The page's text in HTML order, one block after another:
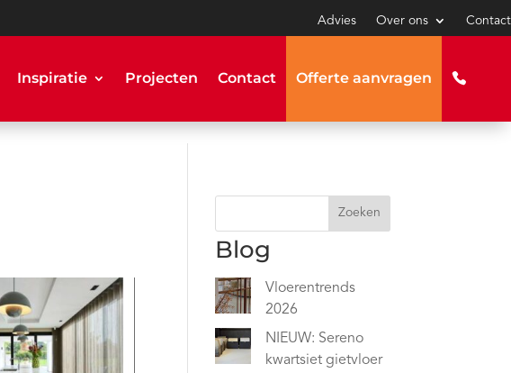
Advies Over ons Contact
Inspiratie Projecten Contact Offerte aanvragen
Zoeken
Blog
Vloerentrends
2026
NIEUW: Sereno
kwartsiet gietvloer